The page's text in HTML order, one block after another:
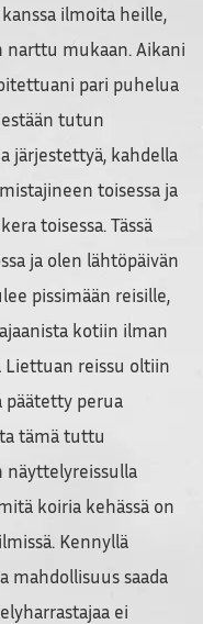
ilmoita heille,
mukaan. Aikani
pari puhelua
tutun
järjestettyä, kahdella
toisessa ja
toisessa. Tässä
ja olen lähtöpäivän
pissimään reisille,
kotiin ilman
Liettuan reissu oltiin
päätetty perua
tämä tuttu
näyttelyreissulla
koiria kehässä on
Kennyllä
mahdollisuus saada
ei